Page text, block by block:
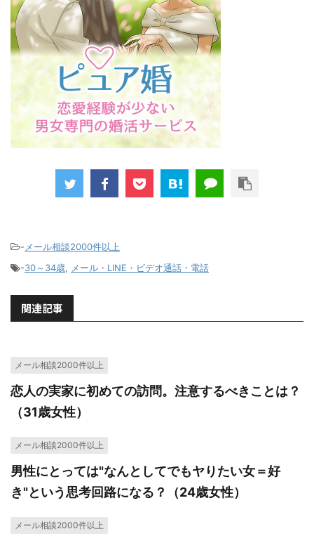
- メール相談2000件以上
-30～34歳, メール・LINE・ビデオ通話・電話
関連記事
メール相談2000件以上
恋人の実家に初めての訪問。注意するべきことは？
（31歳女性）
メール相談2000件以上
男性にとっては"なんとしてでもヤりたい女＝好
き"という思考回路になる？（24歳女性）
メール相談2000件以上